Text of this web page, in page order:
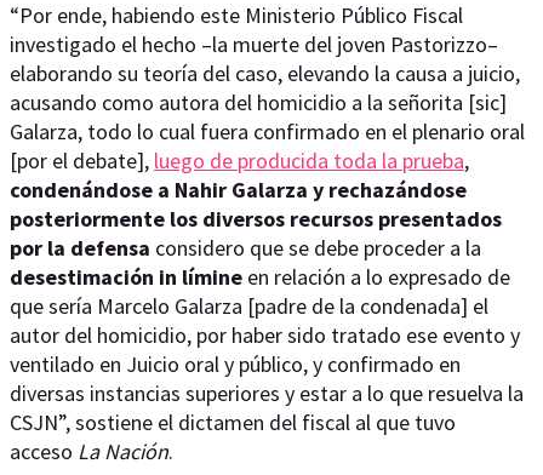
“Por ende, habiendo este Ministerio Público Fiscal
investigado el hecho –la muerte del joven Pastorizzo–
elaborando su teoría del caso, elevando la causa a juicio,
acusando como autora del homicidio a la señorita [sic]
Galarza, todo lo cual fuera confirmado en el plenario oral
[por el debate], luego de producida toda la prueba,
condenándose a Nahir Galarza y rechazándose
posteriormente los diversos recursos presentados
por la defensa considero que se debe proceder a la
desestimación in límine en relación a lo expresado de
que sería Marcelo Galarza [padre de la condenada] el
autor del homicidio, por haber sido tratado ese evento y
ventilado en Juicio oral y público, y confirmado en
diversas instancias superiores y estar a lo que resuelva la
CSJN”, sostiene el dictamen del fiscal al que tuvo
acceso La Nación.